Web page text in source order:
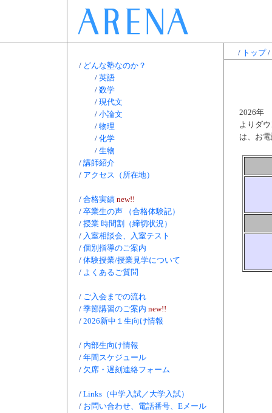
/ トップ/
/ どんな塾なのか？
/ 英語
/ 数学
/ 現代文
/ 小論文
/ 物理
/ 化学
/ 生物
/ 講師紹介
/ アクセス（所在地）
/ 合格実績new!!
/ 卒業生の声 （合格体験記）
/ 授業 時間割（締切状況）
/ 入室相談会、入室テスト
/ 個別指導のご案内
/ 体験授業/授業見学について
/ よくあるご質問
/ ご入会までの流れ
/ 季節講習のご案内 new!!
/ 2026新中１生向け情報
/ 内部生向け情報
/ 年間スケジュール
/ 欠席・遅刻連絡フォーム
/ Links（中学入試／大学入試）
/ お問い合わせ、電話番号、Eメール
2026年
よりダ
は、お